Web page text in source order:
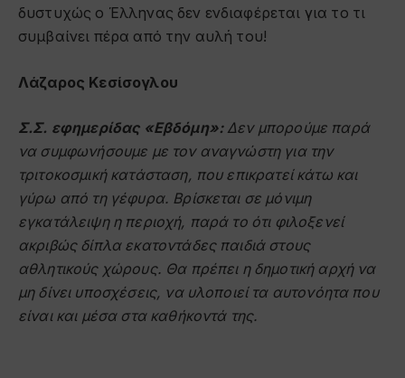
δυστυχώς ο Έλληνας δεν ενδιαφέρεται για το τι
συμβαίνει πέρα από την αυλή του!
Λάζαρος Κεσίσογλου
Σ.Σ. εφημερίδας «Εβδόμη»:Δεν μπορούμε παρά
να συμφωνήσουμε με τον αναγνώστη για την
τριτοκοσμική κατάσταση, που επικρατεί κάτω και
γύρω από τη γέφυρα. Βρίσκεται σε μόνιμη
εγκατάλειψη η περιοχή, παρά το ότι φιλοξενεί
ακριβώς δίπλα εκατοντάδες παιδιά στους
αθλητικούς χώρους. Θα πρέπει η δημοτική αρχή να
μη δίνει υποσχέσεις, να υλοποιεί τα αυτονόητα που
είναι και μέσα στα καθήκοντά της.